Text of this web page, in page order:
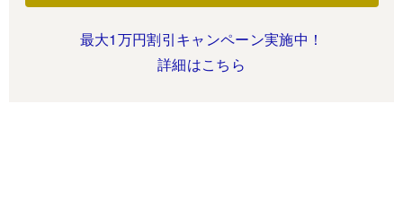
最大1万円割引キャンペーン実施中！
詳細はこちら